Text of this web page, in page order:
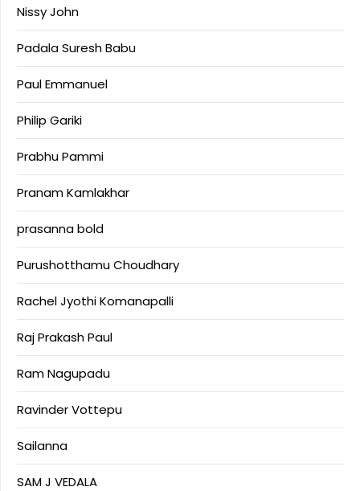
Nissy John
Padala Suresh Babu
Paul Emmanuel
Philip Gariki
Prabhu Pammi
Pranam Kamlakhar
prasanna bold
Purushotthamu Choudhary
Rachel Jyothi Komanapalli
Raj Prakash Paul
Ram Nagupadu
Ravinder Vottepu
Sailanna
SAM J VEDALA